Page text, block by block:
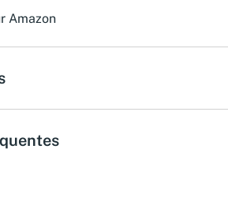
Amazon